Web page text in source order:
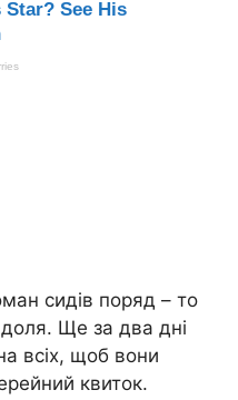
сидів поряд – то
Ще за два дні
всіх, щоб вони
квиток.